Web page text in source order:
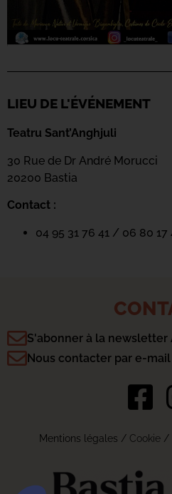
LIEU DE L'ÉVÉNEMENT
Teatru Sant’Anghjuli
30 Rue de Dr André Morucci
20200 Bastia
Contact :
04 95 31 76 41 / 06 80 17
S'abonner à la newsletter
Nous contacter par e-mail
Mentions légales / Cookie/